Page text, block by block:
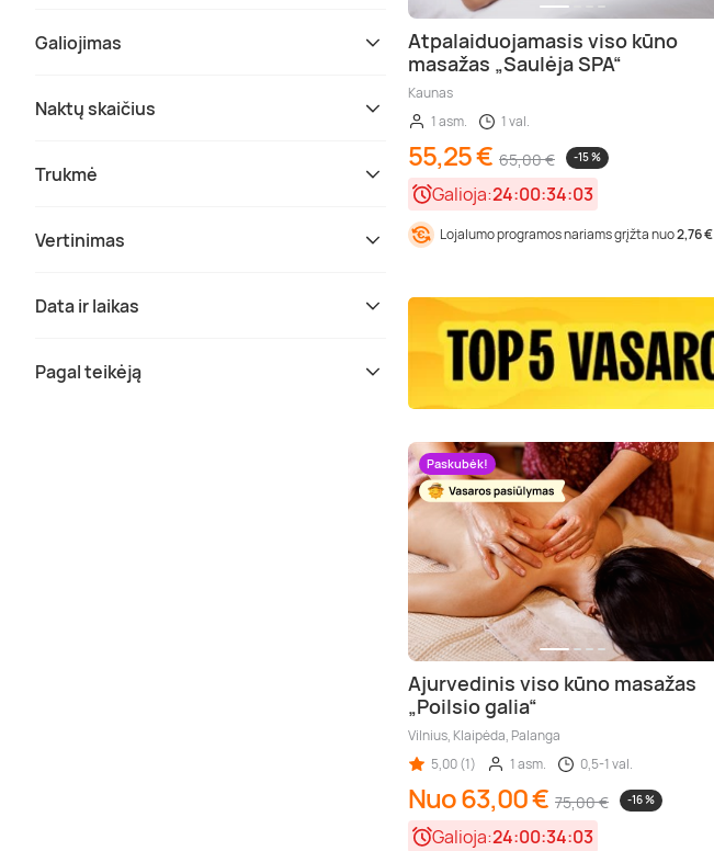
Galiojimas
Naktų skaičius
Trukmė
Vertinimas
Data ir laikas
Pagal teikėją
Atpalaiduojamasis viso kūno
masažas „Saulėja SPA“
Kaunas
1 asm.
1 val.
55,25 € 65,00 € -15 %
Galioja:24:00:34:01
Lojalumo programos nariams grįžta nuo2,76 €
Paskubėk!
Ajurvedinis viso kūno masažas
„Poilsio galia“
Vilnius, Klaipėda, Palanga
5,00 (1)
1 asm. 0,5-1 val.
Nuo 63,00 € 75,00 € -16 %
Galioja:24:00:34:01